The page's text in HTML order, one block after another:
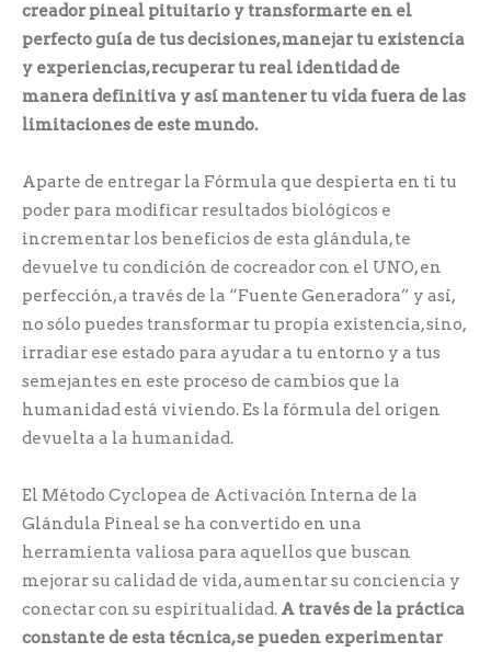
creador pineal pituitario y transformarte en el
perfecto guía de tus decisiones, manejar tu existencia
y experiencias, recuperar tu real identidad de
manera definitiva y así mantener tu vida fuera de las
limitaciones de este mundo.
Aparte de entregar la Fórmula que despierta en ti tu
poder para modificar resultados biológicos e
incrementar los beneficios de esta glándula, te
devuelve tu condición de cocreador con el UNO, en
perfección, a través de la “Fuente Generadora” y así,
no sólo puedes transformar tu propia existencia, sino,
irradiar ese estado para ayudar a tu entorno y a tus
semejantes en este proceso de cambios que la
humanidad está viviendo. Es la fórmula del origen
devuelta a la humanidad.
El Método Cyclopea de Activación Interna de la
Glándula Pineal se ha convertido en una
herramienta valiosa para aquellos que buscan
mejorar su calidad de vida, aumentar su conciencia y
conectar con su espiritualidad. A través de la práctica
constante de esta técnica, se pueden experimentar